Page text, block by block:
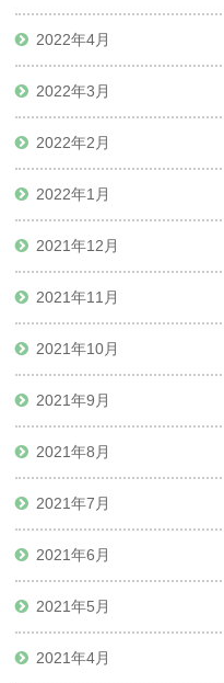
2022年4月
2022年3月
2022年2月
2022年1月
2021年12月
2021年11月
2021年10月
2021年9月
2021年8月
2021年7月
2021年6月
2021年5月
2021年4月